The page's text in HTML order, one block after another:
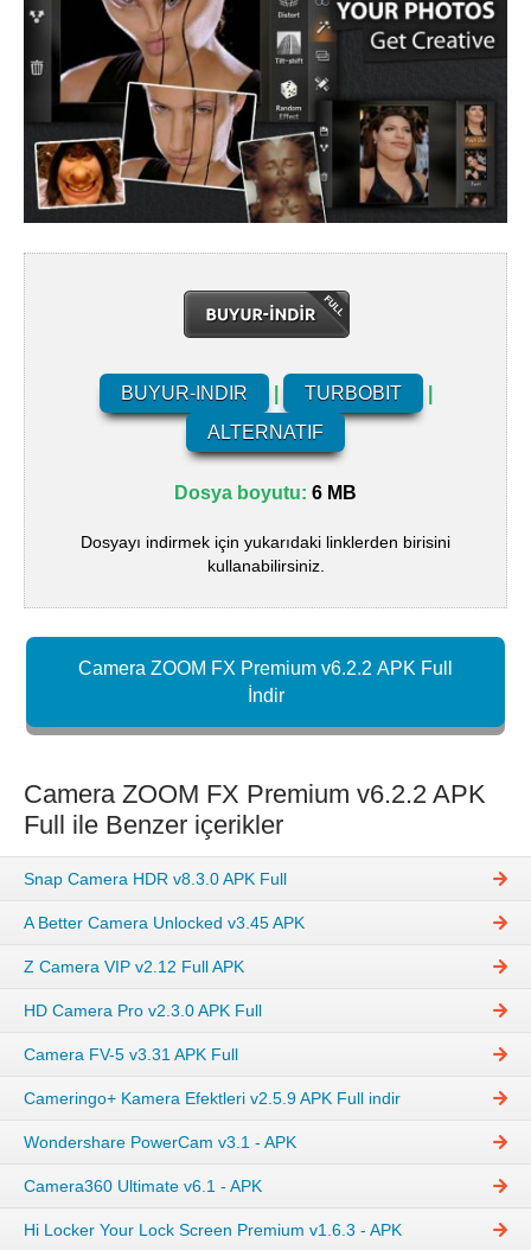
BUYUR-INDIR TURBOBIT
ALTERNATIF
Dosya boyutu: 6 MB
Dosyayı indirmek için yukarıdaki linklerden birisini
kullanabilirsiniz.
Camera ZOOM FX Premium v6.2.2 APK Full
İndir
Camera ZOOM FX Premium v6.2.2 APK
Full ile Benzer içerikler
Snap Camera HDR v8.3.0 APK Full
A Better Camera Unlocked v3.45 APK
Z Camera VIP v2.12 Full APK
HD Camera Pro v2.3.0 APK Full
Camera FV-5 v3.31 APK Full
Cameringo+ Kamera Efektleri v2.5.9 APK Full indir
Wondershare PowerCam v3.1 - APK
Camera360 Ultimate v6.1 - APK
Hi Locker Your Lock Screen Premium v1.6.3 - APK